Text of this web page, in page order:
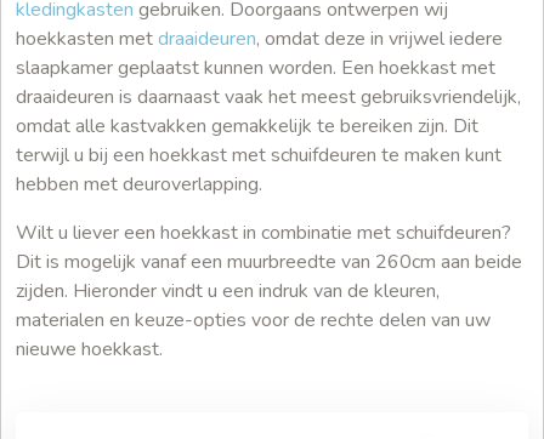
kledingkasten gebruiken. Doorgaans ontwerpen wij
hoekkasten metdraaideuren, omdat deze in vrijwel iedere
slaapkamer geplaatst kunnen worden. Een hoekkast met
draaideuren is daarnaast vaak het meest gebruiksvriendelijk,
omdat alle kastvakken gemakkelijk te bereiken zijn. Dit
terwijl u bij een hoekkast met schuifdeuren te maken kunt
hebben met deuroverlapping.
Wilt u liever een hoekkast in combinatie met schuifdeuren?
Dit is mogelijk vanaf een muurbreedte van 260cm aan beide
zijden. Hieronder vindt u een indruk van de kleuren,
materialen en keuze-opties voor de rechte delen van uw
nieuwe hoekkast.